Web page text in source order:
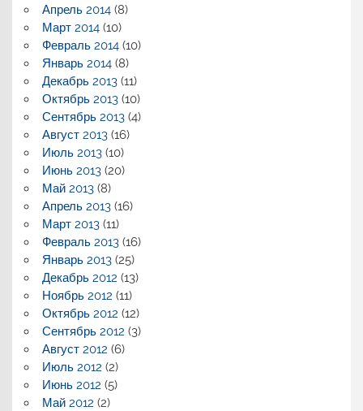
Апрель 2014(8)
Март 2014(10)
Февраль 2014(10)
Январь 2014(8)
Декабрь 2013(11)
Октябрь 2013(10)
Сентябрь 2013(4)
Август 2013(16)
Июль 2013(10)
Июнь 2013(20)
Май 2013(8)
Апрель 2013(16)
Март 2013(11)
Февраль 2013(16)
Январь 2013(25)
Декабрь 2012 (13)
Ноябрь 2012 (11)
Октябрь 2012 (12)
Сентябрь 2012 (3)
Август 2012 (6)
Июль 2012 (2)
Июнь 2012 (5)
Май 2012 (2)